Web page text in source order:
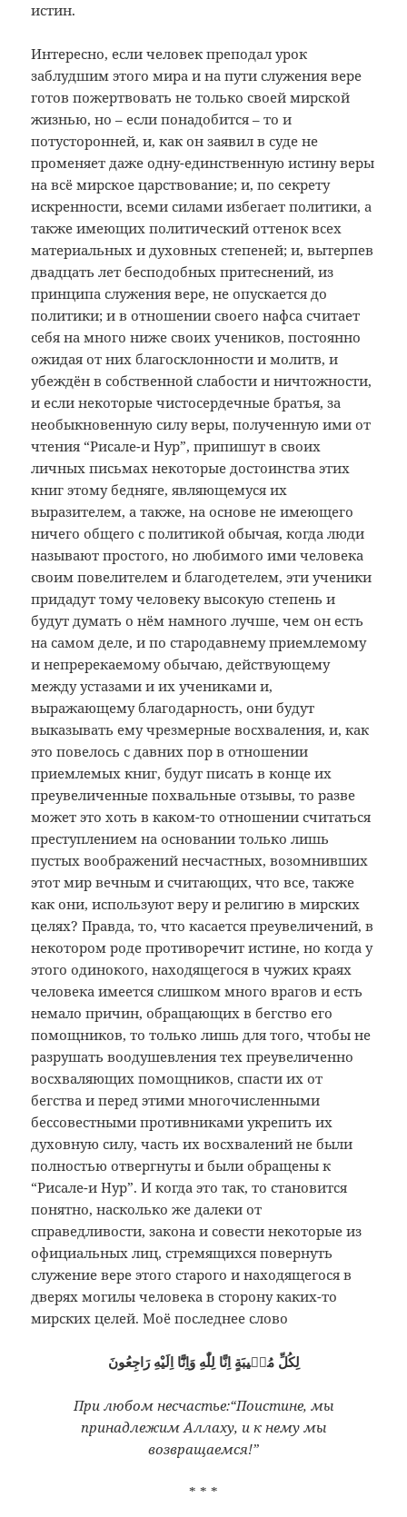
истин.
Интересно, если человек преподал урок
заблудшим этого мира и на пути служения вере
готов пожертвовать не только своей мирской
жизнью, но – если понадобится – то и
потусторонней, и, как он заявил в суде не
променяет даже одну-единственную истину веры
на всё мирское царствование; и, по секрету
искренности, всеми силами избегает политики, а
также имеющих политический оттенок всех
материальных и духовных степеней; и, вытерпев
двадцать лет бесподобных притеснений, из
принципа служения вере, не опускается до
политики; и в отношении своего нафса считает
себя на много ниже своих учеников, постоянно
ожидая от них благосклонности и молитв, и
убеждён в собственной слабости и ничтожности,
и если некоторые чистосердечные братья, за
необыкновенную силу веры, полученную ими от
чтения “Рисале-и Нур”, припишут в своих
личных письмах некоторые достоинства этих
книг этому бедняге, являющемуся их
выразителем, а также, на основе не имеющего
ничего общего с политикой обычая, когда люди
называют простого, но любимого ими человека
своим повелителем и благодетелем, эти ученики
придадут тому человеку высокую степень и
будут думать о нём намного лучше, чем он есть
на самом деле, и по стародавнему приемлемому
и непререкаемому обычаю, действующему
между устазами и их учениками и,
выражающему благодарность, они будут
выказывать ему чрезмерные восхваления, и, как
это повелось с давних пор в отношении
приемлемых книг, будут писать в конце их
преувеличенные похвальные отзывы, то разве
может это хоть в каком-то отношении считаться
преступлением на основании только лишь
пустых воображений несчастных, возомнивших
этот мир вечным и считающих, что все, также
как они, используют веру и религию в мирских
целях? Правда, то, что касается преувеличений, в
некотором роде противоречит истине, но когда у
этого одинокого, находящегося в чужих краях
человека имеется слишком много врагов и есть
немало причин, обращающих в бегство его
помощников, то только лишь для того, чтобы не
разрушать воодушевления тех преувеличенно
восхваляющих помощников, спасти их от
бегства и перед этими многочисленными
бессовестными противниками укрепить их
духовную силу, часть их восхвалений не были
полностью отвергнуты и были обращены к
“Рисале-и Нур”. И когда это так, то становится
понятно, насколько же далеки от
справедливости, закона и совести некоторые из
официальных лиц, стремящихся повернуть
служение вере этого старого и находящегося в
дверях могилы человека в сторону каких-то
мирских целей. Моё последнее слово
При любом несчастье:“Поистине, мы
принадлежим Аллаху, и к нему мы
возвращаемся!”
* * *